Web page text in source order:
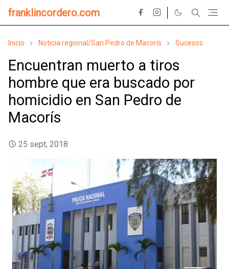
franklincordero.com
Inicio Noticia regional/San Pedro de Macorís Sucesos
Encuentran muerto a tiros
hombre que era buscado por
homicidio en San Pedro de
Macorís
25 sept, 2018